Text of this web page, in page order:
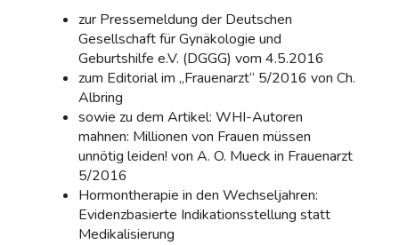
zur Pressemeldung der Deutschen
Gesellschaft für Gynäkologie und
Geburtshilfe e.V. (DGGG) vom 4.5.2016
zum Editorial im „Frauenarzt“ 5/2016 von Ch.
Albring
sowie zu dem Artikel: WHI-Autoren
mahnen: Millionen von Frauen müssen
unnötig leiden! von A. O. Mueck in Frauenarzt
5/2016
Hormontherapie in den Wechseljahren:
Evidenzbasierte Indikationsstellung statt
Medikalisierung